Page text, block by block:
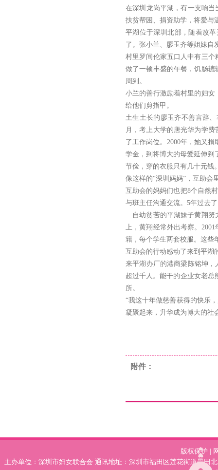
在深圳龙岗平湖，有一支响
扶贫帮困、捐资助学，将爱与
平湖位于深圳北部，随着改
了。张小兰、廖玉齐等姐妹自
村里罗间伦家五口人中有三
做了一顿丰盛的午餐，饥肠
周到。
小兰的善行激励着村里的妇
给他们剪指甲。
土生土长的廖玉齐不善言辞
月，考上大学的唐光华为学
了工作岗位。2000年，她又
学金，到将博大的母爱延伸到
节俭，穿的衣服只有几十元钱
像这样的“深圳妈妈”，互助会
互助会的妈妈们也把8个自然
与班主任沟通交流。5年过去
自幼贫苦的平湖妹子黄翔努
上，黄翔经常外出考察。
籍，每个学生两套校服。这些
互助会的行动感动了来到平湖
来平湖办厂的港商梁陈铭坤
超过千人。能干的企业女老总
所。
“我这十年做慈善获得的快乐
凝聚起来，升华成为博大的社
附件：
版权保护
主办单位：深圳市妇女联合会 通讯地址：深圳市福田区莲花街道景田